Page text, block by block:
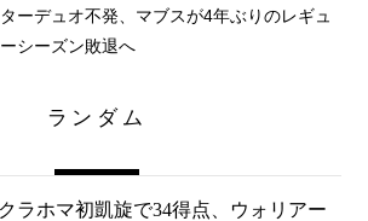
ーデュオ不発、マブスが4年ぶりのレギュ
シーズン敗退へ
ランダム
ラホマ初凱旋で34得点、ウォリアー